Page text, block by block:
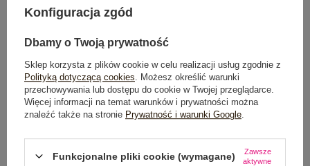
Dostawaod 7,99 zł
Do darmowej dostawy brakuje 200,00 zł
Zamów w ciągu02:08:22 sek.,
100 dni na zwrot
Konfiguracja zgód
Dbamy o Twoją prywatność
Sklep korzysta z plików cookie w celu realizacji usług zgodnie z
Polityką dotyczącą cookies . Możesz określić warunki
przechowywania lub dostępu do cookie w Twojej przeglądarce.
Więcej informacji na temat warunków i prywatności można
znaleźć także na stronie Prywatność i warunki Google
Funkcjonalne pliki cookie (wymagane)
Zawsze
aktywne